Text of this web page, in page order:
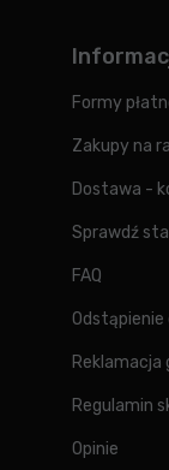
Formy
Zakupy na
Dostawa -
Sprawdź
FAQ
Reklamacja
Regulamin
Opinie